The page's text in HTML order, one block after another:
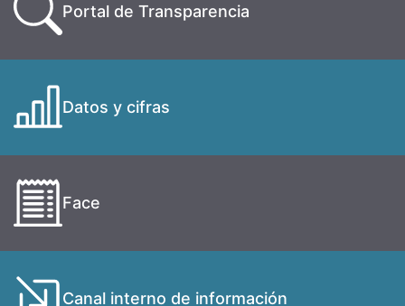
Portal de Transparencia
Datos y cifras
Face
Canal interno de información